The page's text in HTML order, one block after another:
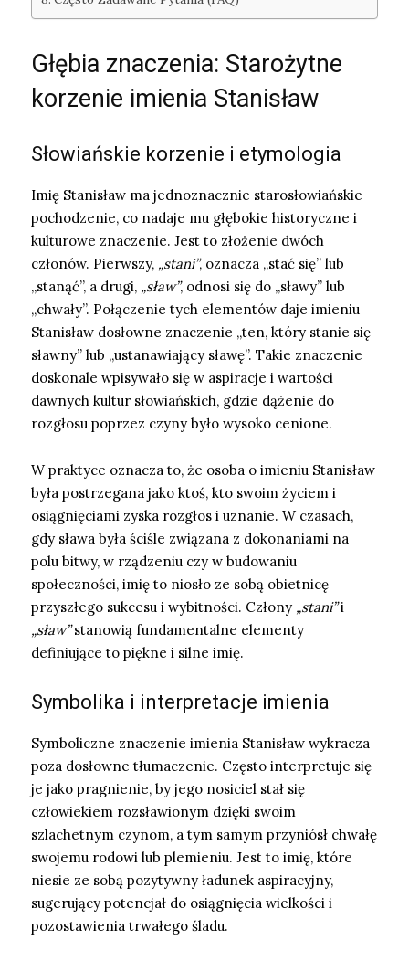
Głębia znaczenia: Starożytne
korzenie imienia Stanisław
Słowiańskie korzenie i etymologia
Imię Stanisław ma jednoznacznie starosłowiańskie
pochodzenie, co nadaje mu głębokie historyczne i
kulturowe znaczenie. Jest to złożenie dwóch
członów. Pierwszy, „stani”, oznacza „stać się” lub
„stanąć”, a drugi, „sław”, odnosi się do „sławy” lub
„chwały”. Połączenie tych elementów daje imieniu
Stanisław dosłowne znaczenie „ten, który stanie się
sławny” lub „ustanawiający sławę”. Takie znaczenie
doskonale wpisywało się w aspiracje i wartości
dawnych kultur słowiańskich, gdzie dążenie do
rozgłosu poprzez czyny było wysoko cenione.
W praktyce oznacza to, że osoba o imieniu Stanisław
była postrzegana jako ktoś, kto swoim życiem i
osiągnięciami zyska rozgłos i uznanie. W czasach,
gdy sława była ściśle związana z dokonaniami na
polu bitwy, w rządzeniu czy w budowaniu
społeczności, imię to niosło ze sobą obietnicę
przyszłego sukcesu i wybitności. Człony „stani”i
„sław”stanowią fundamentalne elementy
definiujące to piękne i silne imię.
Symbolika i interpretacje imienia
Symboliczne znaczenie imienia Stanisław wykracza
poza dosłowne tłumaczenie. Często interpretuje się
je jako pragnienie, by jego nosiciel stał się
człowiekiem rozsławionym dzięki swoim
szlachetnym czynom, a tym samym przyniósł chwałę
swojemu rodowi lub plemieniu. Jest to imię, które
niesie ze sobą pozytywny ładunek aspiracyjny,
sugerujący potencjał do osiągnięcia wielkości i
pozostawienia trwałego śladu.